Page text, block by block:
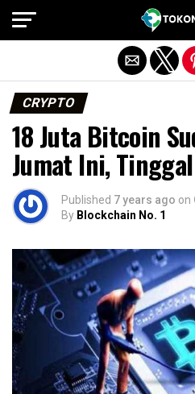
CRYPTO
18 Juta Bitcoin
Jumat Ini,
Published 7 years ago on
By Blockchain No. 1
Exit mobile